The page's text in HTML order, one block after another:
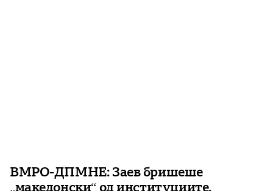
ВМРО-ДПМНЕ: Заев бришеше
„македонски“ од институциите,